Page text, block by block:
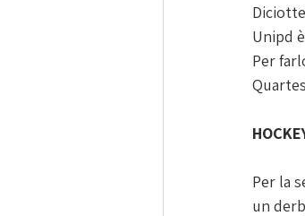
Unipd
Per
Per la
un